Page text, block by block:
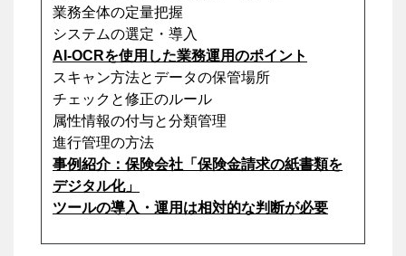
業務全体の定量把握
システムの選定・導入
AI-OCRを使用した業務運用のポイント
スキャン方法とデータの保管場所
チェックと修正のルール
属性情報の付与と分類管理
進行管理の方法
事例紹介：保険会社「保険金請求の紙書類を
デジタル化」
ツールの導入・運用は相対的な判断が必要